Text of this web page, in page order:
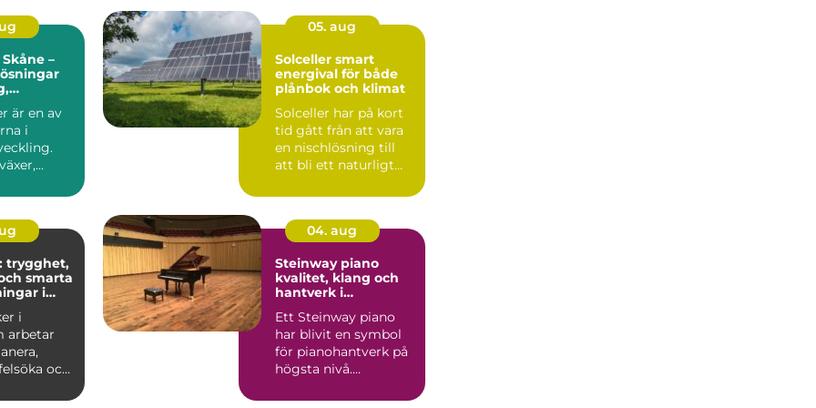
–
är en av
i
05. aug
Solceller smart
energival för både
plånbok och klimat
Solceller har på kort
tid gått från att vara
en nischlösning till
att bli ett naturligt
trygghet,
smarta
i
i
arbetar
och
04. aug
Steinway piano
kvalitet, klang och
hantverk i
Ett Steinway piano
har blivit en symbol
för pianohantverk på
högsta nivå.
används på ko...